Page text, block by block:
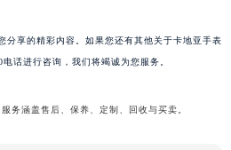
分享的精彩内容。如果您还有其他关于卡地亚手表
话进行咨询，我们将竭诚为您服务。